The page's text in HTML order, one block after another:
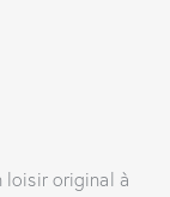
loisir original à